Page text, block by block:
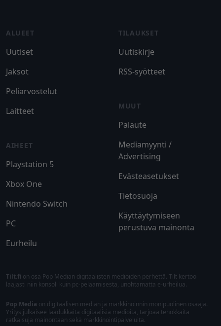
ALUEET
Uutiset
Jaksot
Peliarvostelut
Laitteet
AIHEET
Playstation 5
Xbox One
Nintendo Switch
PC
Eurheilu
TILAUKSET
Uutiskirje
RSS-syötteet
MUUT
Palaute
Mediamyynti /
Advertising
Evästeasetukset
Tietosuoja
Käyttäytymiseen
perustuva mainonta
Tilt.fi on osa Pop Median digitaalisten medioiden perhettä. Tilt kertoo
laajasti niin konsoli kuin pc-pelaamisesta, unohtamatta e-urheilua.
Pop Media on digitaalisen median ja markkinoinnin monipuolinen osaaja.
Yritys julkaisee laadukkaita digitaalisia medioita, tarjoaa tehokkaita
ratkaisuja mainontaan sekä markkinointipalveluita.